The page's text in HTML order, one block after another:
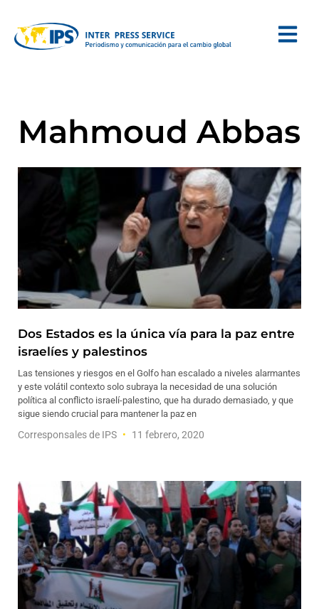
Mahmoud Abbas
Dos Estados es la única vía para la paz entre
israelíes y palestinos
Las tensiones y riesgos en el Golfo han escalado a niveles alarmantes
y este volátil contexto solo subraya la necesidad de una solución
política al conflicto israelí-palestino, que ha durado demasiado, y que
sigue siendo crucial para mantener la paz en
Corresponsales de IPS 11 febrero, 2020